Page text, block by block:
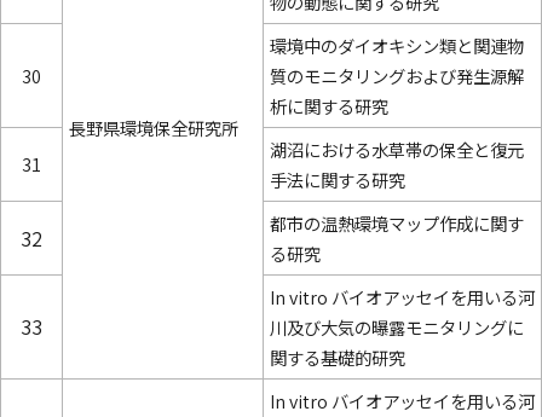
長野県環境保全研究所
30
環境中のダイオキシン類と関連物
質のモニタリングおよび発生源解
析に関する研究
31
湖沼における水草帯の保全と復元
手法に関する研究
32
都市の温熱環境マップ作成に関す
る研究
33
In vitro バイオアッセイを用いる河
川及び大気の曝露モニタリングに
関する基礎的研究
In vitro バイオアッセイを用いる河